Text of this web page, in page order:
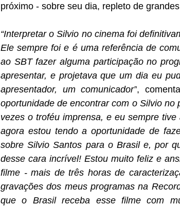
próximo - sobre seu dia, repleto de
“Interpretar o Silvio no cinema foi
Ele sempre foi e é uma referência de
ao SBT fazer alguma participação no
apresentar, e projetava que um dia eu
apresentador, um comunicador”,
oportunidade de encontrar com o Silvio
vezes o troféu imprensa, e eu sempre
agora estou tendo a oportunidade de
sobre Silvio Santos para o Brasil e, por
desse cara incrível! Estou muito feliz e
filme - mais de três horas de
gravações dos meus programas na
que o Brasil receba esse filme com